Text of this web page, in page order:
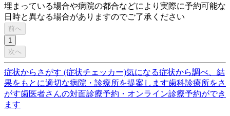
埋まっている場合や病院の都合などにより実際に予約可能な
日時と異なる場合がありますのでご了承ください
前へ
1
次へ
症状からさがす (症状チェッカー)気になる症状から調べ、結
果をもとに適切な病院・診療所を提案します歯科診療所をさ
がす歯医者さんの対面診療予約・オンライン診療予約ができ
ます